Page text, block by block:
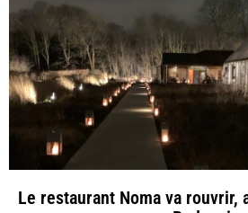
Le restaurant Noma va rouvrir,